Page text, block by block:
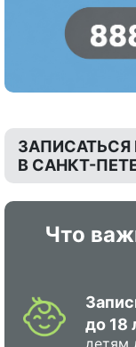
В САНКТ-
Что
до 18